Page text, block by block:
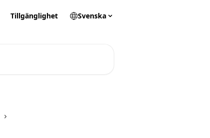
Tillgänglighet Svenska